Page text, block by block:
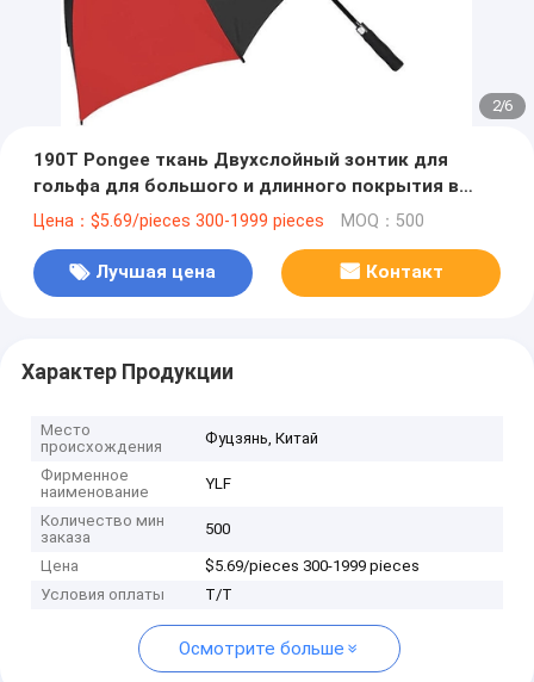
2/6
190T Pongee ткань Двухслойный зонтик для
гольфа для большого и длинного покрытия в
дождливые дни
Цена：$5.69/pieces 300-1999 pieces MOQ：500
Лучшая цена Контакт
Характер Продукции
Место
происхождения
Фуцзянь, Китай
Фирменное
наименование
YLF
Количество мин
заказа
500
Цена
$5.69/pieces 300-1999 pieces
Условия оплаты
T/T
Осмотрите больше